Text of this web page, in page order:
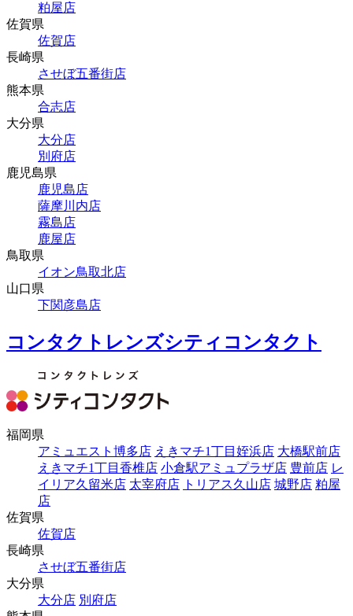
粕屋店
佐賀県
佐賀店
長崎県
させぼ五番街店
熊本県
合志店
大分県
大分店
別府店
鹿児島県
鹿児島店
薩摩川内店
霧島店
鹿屋店
鳥取県
イオン鳥取北店
山口県
下関彦島店
コンタクトレンズシティコンタクト
福岡県
アミュエスト博多店 えきマチ1丁目姪浜店 大橋駅前店
えきマチ1丁目香椎店 小倉駅アミュプラザ店 豊前店 レ
イリア久留米店 太宰府店 トリアス久山店 城野店 粕屋
店
佐賀県
佐賀店
長崎県
させぼ五番街店
大分県
大分店 別府店